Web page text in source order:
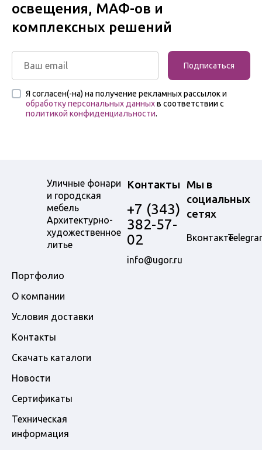
освещения, МАФ-ов и
комплексных решений
Подписаться
Я согласен(-на) на получение рекламных рассылок и
обработку персональных данныхв соответствии с
политикой конфиденциальности.
Уличные фонари
и городская
мебель
Архитектурно-
художественное
литье
Портфолио
О компании
Условия доставки
Контакты
Скачать каталоги
Новости
Сертификаты
Техническая
информация
Контакты
+7 (343)
382-57-
02
info@ugor.ru
Мы в
социальных
сетях
Вконтакте